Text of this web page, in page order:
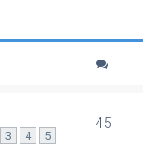
3 4 5
45